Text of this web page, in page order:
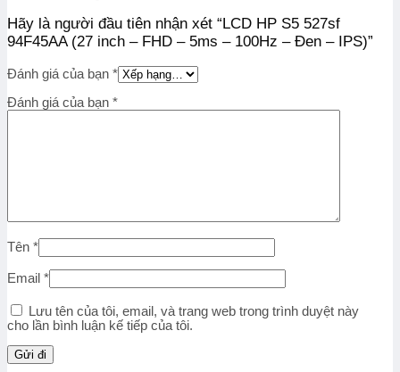
Hãy là người đầu tiên nhận xét “LCD HP S5 527sf
94F45AA (27 inch – FHD – 5ms – 100Hz – Đen – IPS)”
Đánh giá của bạn *
Đánh giá của bạn *
Tên *
Email *
Lưu tên của tôi, email, và trang web trong trình duyệt này
cho lần bình luận kế tiếp của tôi.